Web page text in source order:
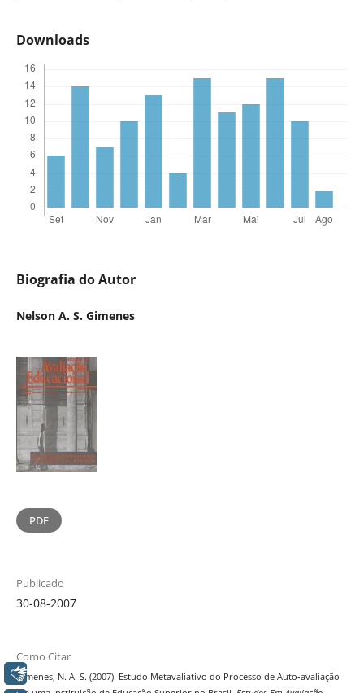
Downloads
Biografia do Autor
Nelson A. S. Gimenes
PDF
Publicado
30-08-2007
Como Citar
Gimenes, N. A. S. (2007). Estudo Metavaliativo do Processo de Auto-avaliação
Libras